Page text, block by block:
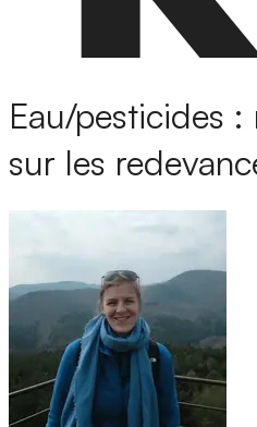
Eau/pesticides
sur les